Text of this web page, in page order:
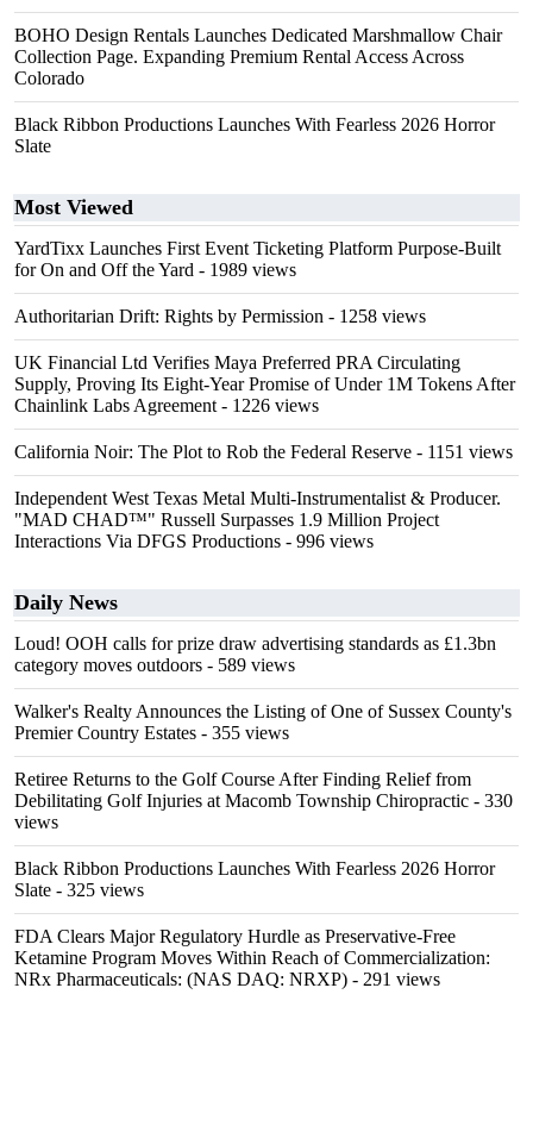
BOHO Design Rentals Launches Dedicated Marshmallow Chair
Collection Page. Expanding Premium Rental Access Across
Colorado
Black Ribbon Productions Launches With Fearless 2026 Horror
Slate
Most Viewed
YardTixx Launches First Event Ticketing Platform Purpose-Built
for On and Off the Yard - 1989 views
Authoritarian Drift: Rights by Permission - 1258 views
UK Financial Ltd Verifies Maya Preferred PRA Circulating
Supply, Proving Its Eight-Year Promise of Under 1M Tokens After
Chainlink Labs Agreement - 1226 views
California Noir: The Plot to Rob the Federal Reserve - 1151 views
Independent West Texas Metal Multi-Instrumentalist & Producer.
"MAD CHAD™" Russell Surpasses 1.9 Million Project
Interactions Via DFGS Productions - 996 views
Daily News
Loud! OOH calls for prize draw advertising standards as £1.3bn
category moves outdoors - 589 views
Walker's Realty Announces the Listing of One of Sussex County's
Premier Country Estates - 355 views
Retiree Returns to the Golf Course After Finding Relief from
Debilitating Golf Injuries at Macomb Township Chiropractic - 330
views
Black Ribbon Productions Launches With Fearless 2026 Horror
Slate - 325 views
FDA Clears Major Regulatory Hurdle as Preservative-Free
Ketamine Program Moves Within Reach of Commercialization:
NRx Pharmaceuticals: (NAS DAQ: NRXP) - 291 views